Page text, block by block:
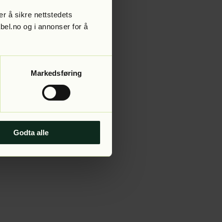
å sikre nettstedets
og i annonser for å
Markedsføring
Godta alle